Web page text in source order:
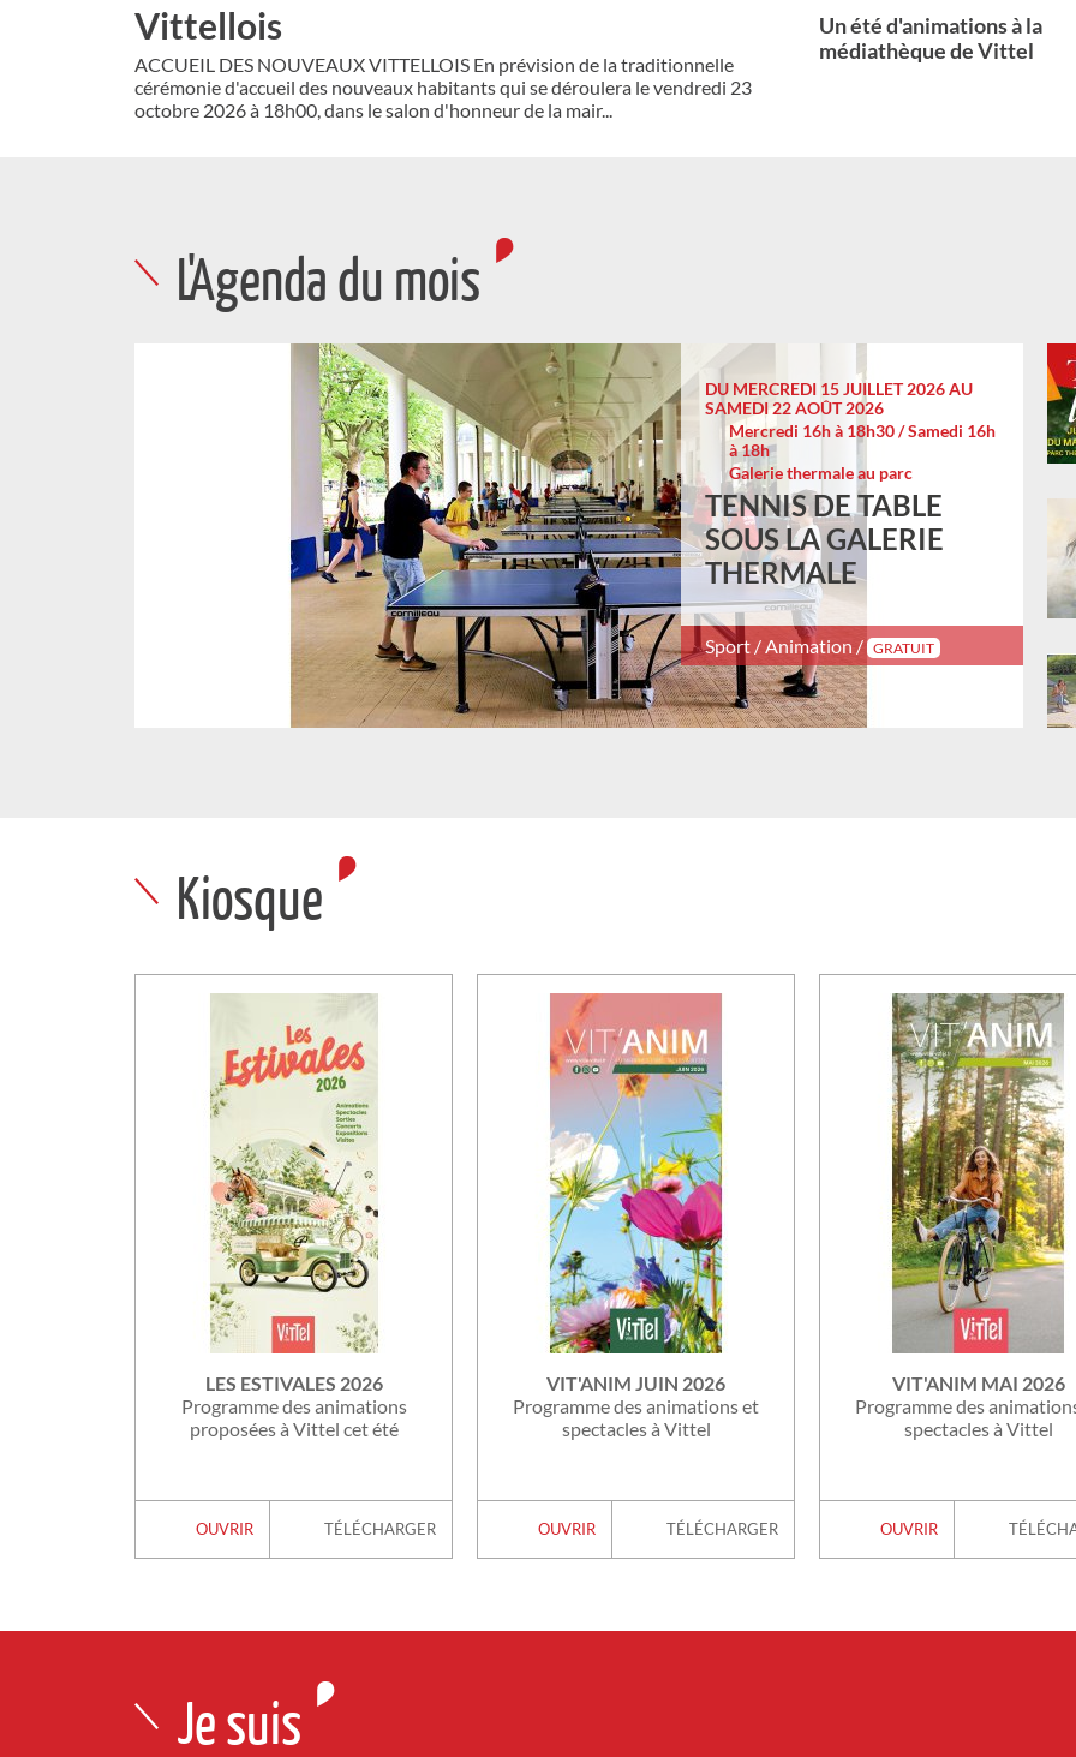
bacheliers 2026
La Ville de Vittel cÉlÈbre l'excellence des bacheliers 2026 La Ville de Vittel et son
CCAS tiennent à mettre à l'honneur les jeunes Vittellois qui se sont illustrés lors
des épreuves du baccalauréat...
L'Agenda du mois
DU MERCREDI 15 JUILLET 2026 AU
SAMEDI 22 AOÛT 2026
Mercredi 16h à 18h30 / Samedi 16h
à 18h
Galerie thermale au parc
TENNIS DE TABLE
SOUS LA GALERIE
THERMALE
Sport / Animation / GRATUIT
Kiosque
LES ESTIVALES 2026
Programme des animations
proposées à Vittel cet été
OUVRIR TÉLÉCHARGER
VIT'ANIM JUIN 2026
Programme des animations et
spectacles à Vittel
OUVRIR TÉLÉCHARGER
VIT'ANIM MAI 2026
Programme des
spectacles à Vittel
OUVRIR
Je suis